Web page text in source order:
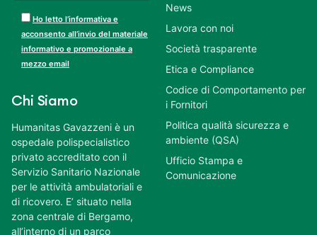
Ho letto l’informativa e
acconsento all’invio del materiale
informativo e promozionale a
mezzo email
Chi Siamo
Humanitas Gavazzeni è un
ospedale polispecialistico
privato accreditato con il
Servizio Sanitario Nazionale
per le attività ambulatoriali e
di ricovero. E’ situato nella
zona centrale di Bergamo,
all’interno di un parco
News
Lavora con noi
Società trasparente
Etica e Compliance
Codice di Comportamento per
i Fornitori
Politica qualità sicurezza e
ambiente (QSA)
Ufficio Stampa e
Comunicazione